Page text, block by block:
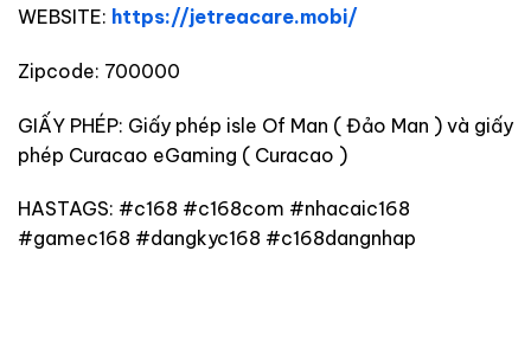
WEBSITE: https://jetreacare.mobi/
Zipcode: 700000
GIẤY PHÉP: Giấy phép isle Of Man ( Đảo Man ) và giấy
phép Curacao eGaming ( Curacao )
HASTAGS: #c168 #c168com #nhacaic168
#gamec168 #dangkyc168 #c168dangnhap